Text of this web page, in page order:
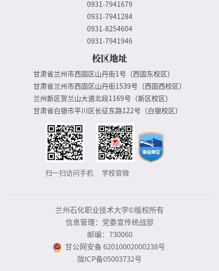
0931-7941679
0931-7941284
0931-8254604
0931-7941946
校区地址
甘肃省兰州市西固区山丹街1号（西固东校区）
甘肃省兰州市西固区山丹街1539号（西固西校区）
兰州新区贺兰山大道北段1169号（新区校区）
甘肃省白银市平川区长征东路122号（白银校区）
扫一扫访问手机 学校官微
兰州石化职业技术大学©版权所有
信息管理：党委宣传统战部
邮编：730060
甘公网安备 62010002000238号
陇ICP备05003732号